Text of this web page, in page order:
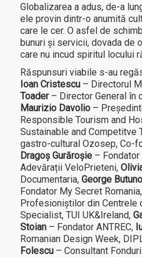
Globalizarea a adus, de-a
ele provin dintr-o anumită
care le cer. O asfel de
bunuri şi servicii, dovada de
care nu incud spiritul locului
Răspunsuri viabile s-au
Ioan Cristescu– Directorul
Toader– Director General în
Maurizio Davolio–
Responsible Tourism and
Sustainable and Competitve
gastro-cultural Ozosep, Co-
Dragoș Gurăroșie– Fondator
Adevărații VeloPrieteni,
Documentaria, George
Fondator My Secret Romania,
Profesioniștilor din Centrele
Specialist, TUI UK&Ireland,
Stoian– Fondator ANTREC,
Romanian Design Week,
Folescu– Consultant